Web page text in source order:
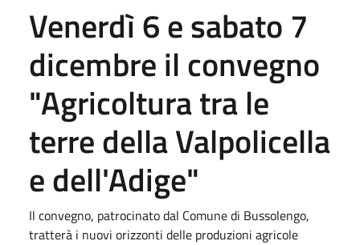
Venerdì 6 e sabato 7
dicembre il convegno
"Agricoltura tra le
terre della Valpolicella
e dell'Adige"
Il convegno, patrocinato dal Comune di Bussolengo,
tratterà i nuovi orizzonti delle produzioni agricole